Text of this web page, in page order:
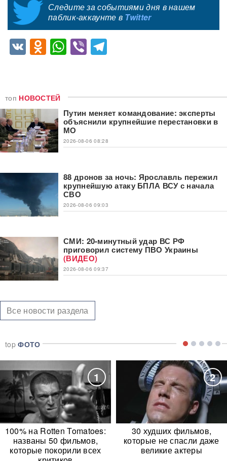
Следите за событиями дня в нашем
паблик-аккаунте в Twitter
VKOdnoklassniki
WhatsApp
Viber
топ НОВОСТЕЙ
Путин меняет командование: эксперты
объяснили крупнейшие перестановки в
МО
2026-08-06 08:28
88 дронов за ночь: Ярославль пережил
крупнейшую атаку БПЛА ВСУ с начала
СВО
2026-08-06 09:03
СМИ: 20-минутный удар ВС РФ
приговорил систему ПВО Украины
(ВИДЕО)
2026-08-06 09:37
Все новости раздела
topФОТО
1
100% на Rotten Tomatoes:
названы 50 фильмов,
которые покорили всех
2
30 худших фильмов,
которые не спасли даже
великие актеры